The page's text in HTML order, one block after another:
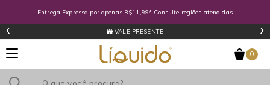
Entrega Expressa por apenas R$11,99* Consulte regiões atendidas
LÍQUIDOCASH
‹ ›
0